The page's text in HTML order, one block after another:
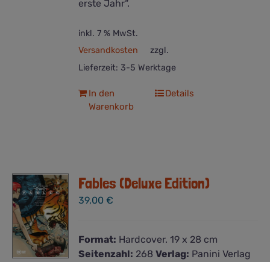
erste Jahr“.
inkl. 7 % MwSt.
zzgl.
Versandkosten
Lieferzeit: 3-5 Werktage
In den
Warenkorb
Details
Fables (Deluxe Edition)
39,00€
Format: Hardcover. 19 x 28 cm
Seitenzahl: 268Verlag: Panini Verlag